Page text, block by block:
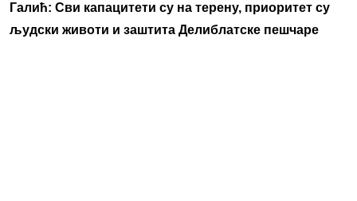
Галић: Сви капацитети су на терену, приоритет су
људски животи и заштита Делиблатске пешчаре